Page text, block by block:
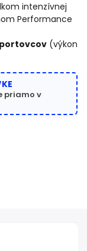
intenzívnej
Performance
(výkon
priamo v